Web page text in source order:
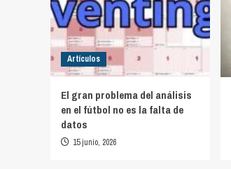
Artículos
El gran problema del análisis
en el fútbol no es la falta de
datos
15 junio, 2026